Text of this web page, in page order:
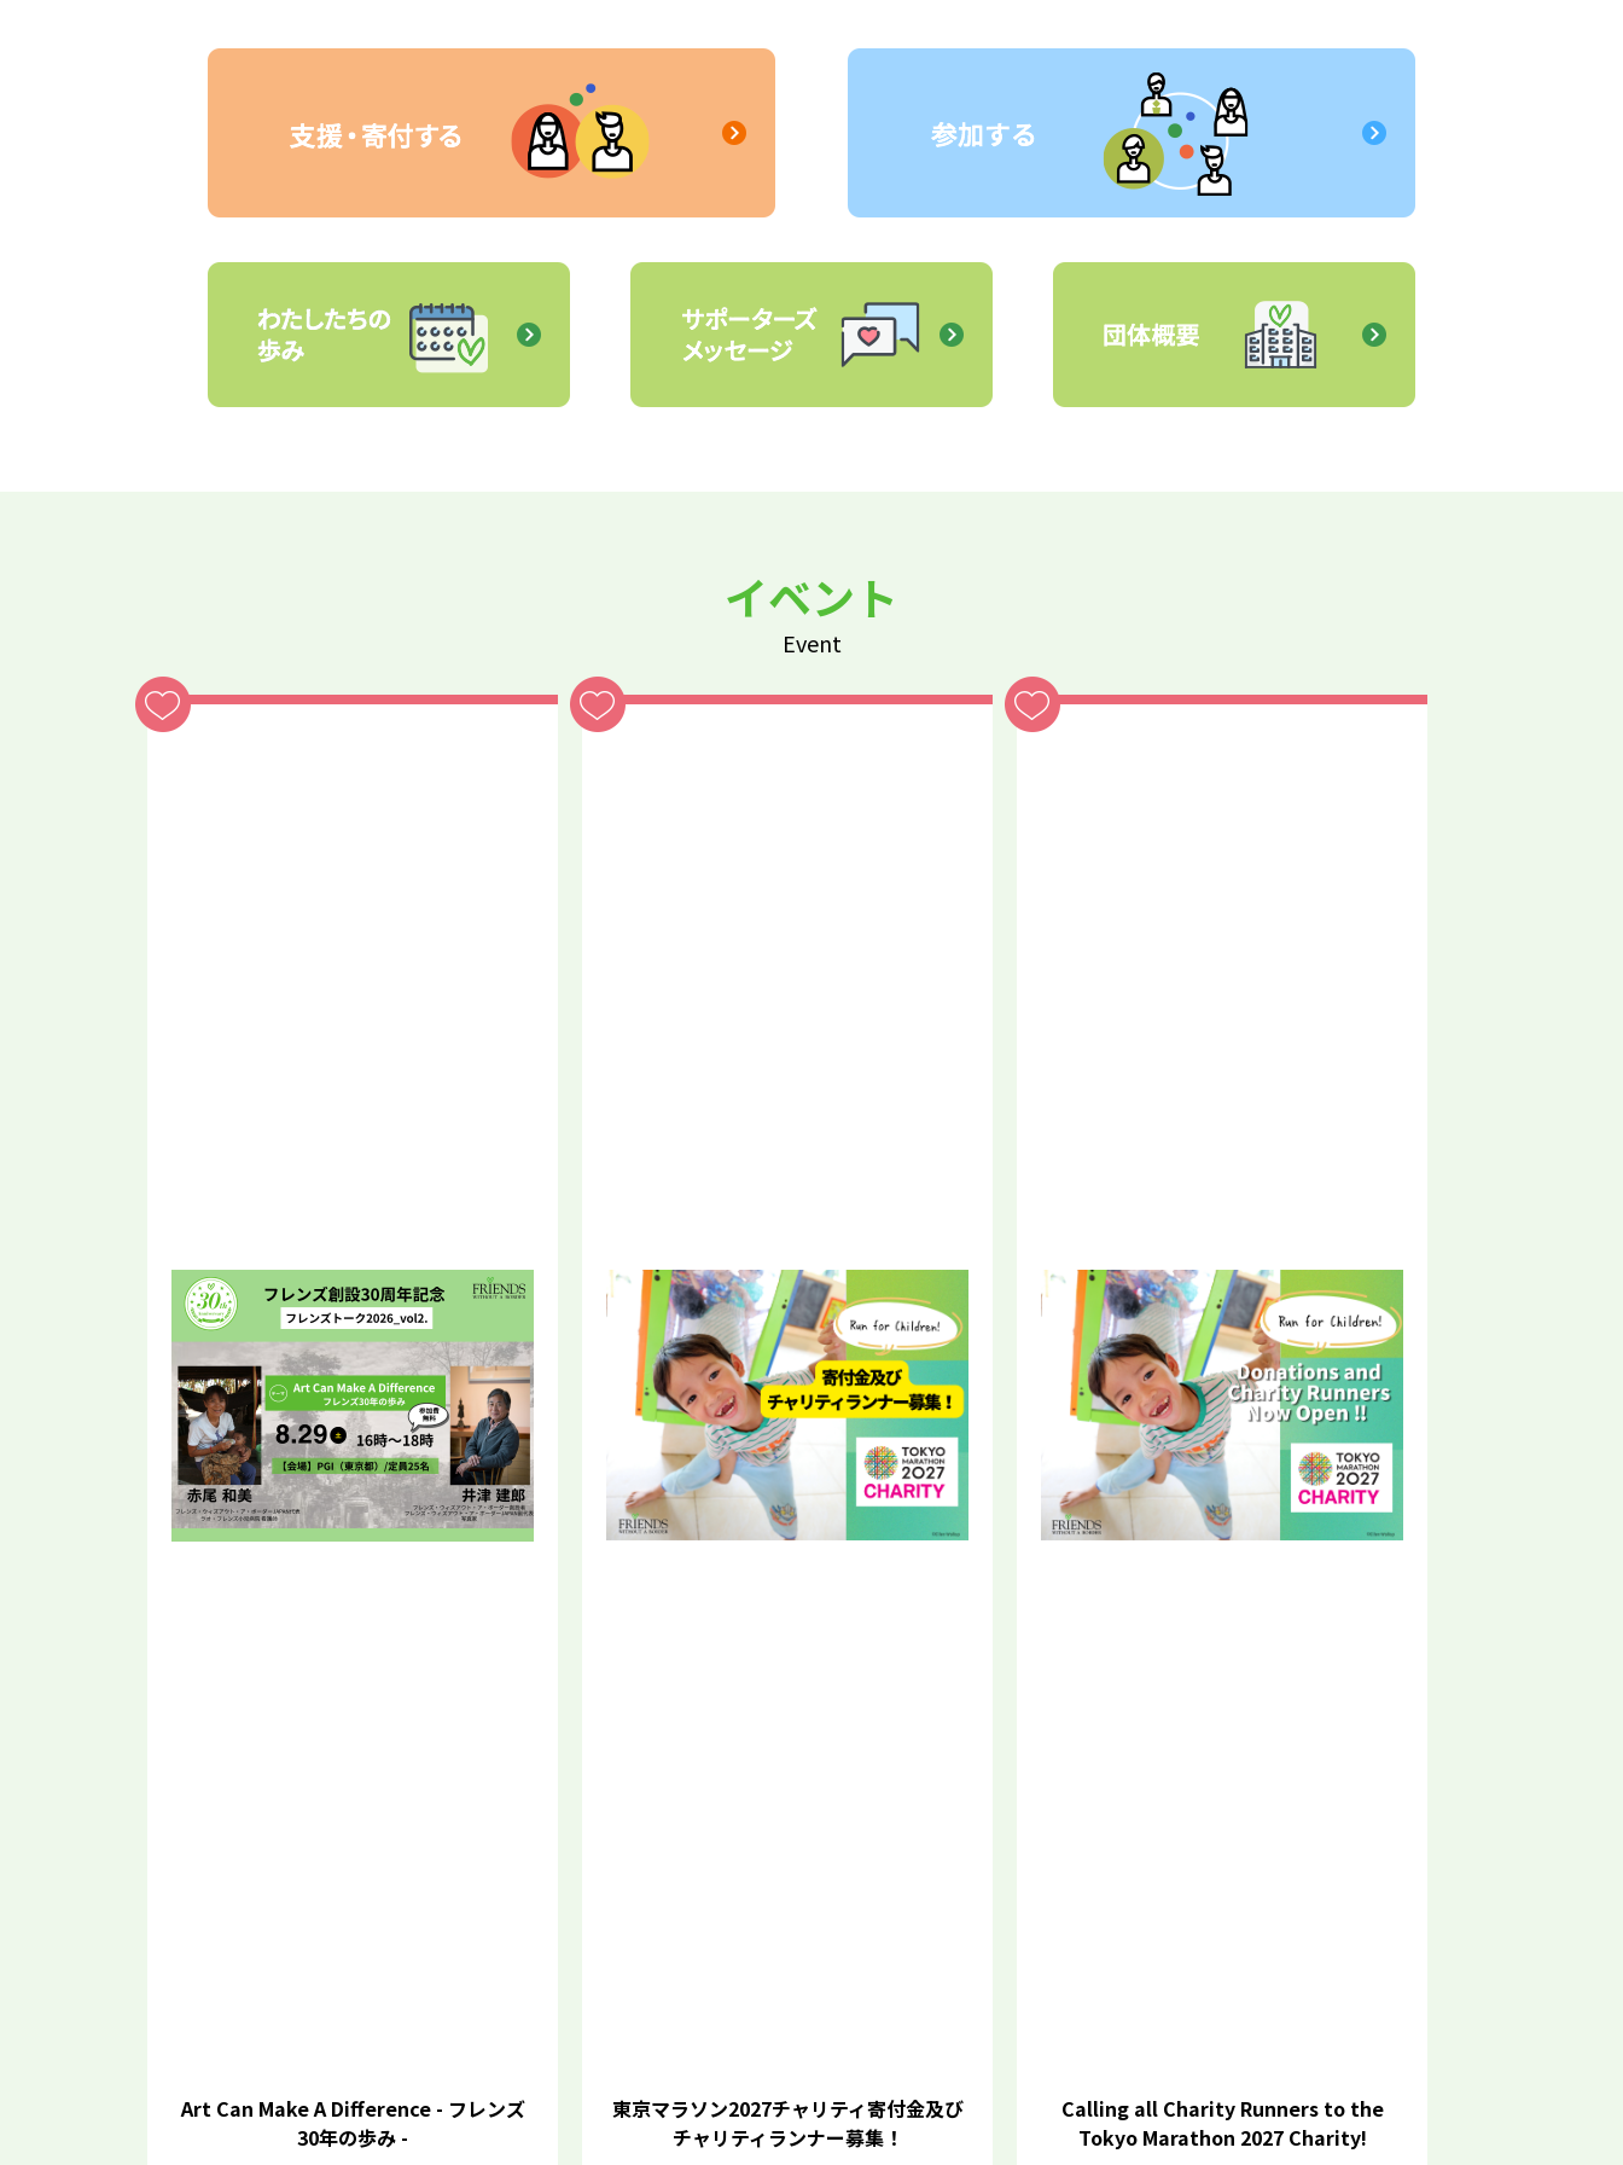
イベント
Event
Art Can Make A Difference - フレンズ
30年の歩み -
東京マラソン2027チャリティ寄付金及び
チャリティランナー募集！
Calling all Charity Runners to the
Tokyo Marathon 2027 Charity!